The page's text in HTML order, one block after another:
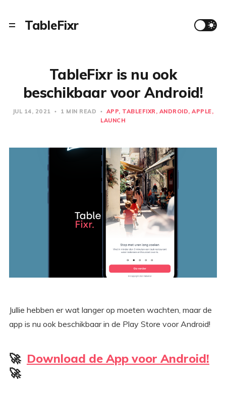
TableFixr
TableFixr is nu ook
beschikbaar voor Android!
JUL 14, 2021 1 MIN READ APP TABLEFIXR ANDROID APPLE
LAUNCH
Jullie hebben er wat langer op moeten wachten, maar de
app is nu ook beschikbaar in de Play Store voor Android!
🚀 Download de App voor Android!
🚀⁠